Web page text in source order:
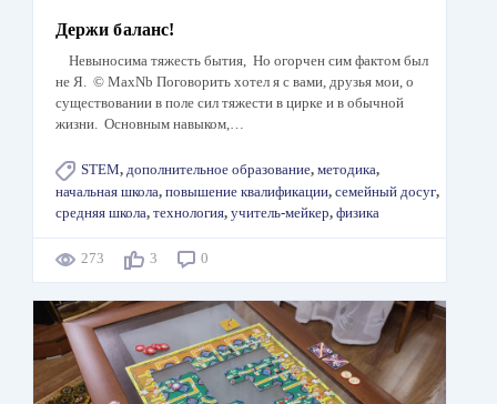
Держи баланс!
Невыносима тяжесть бытия, Но огорчен сим фактом был
не Я. © MaxNb Поговорить хотел я с вами, друзья мои, о
существовании в поле сил тяжести в цирке и в обычной
жизни. Основным навыком,…
STEM, дополнительное образование, методика,
начальная школа, повышение квалификации, семейный досуг,
средняя школа, технология, учитель-мейкер, физика
273 3 0